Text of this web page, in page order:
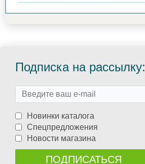
Подписка на рассылку:
Новинки каталога
Спецпредложения
Новости магазина